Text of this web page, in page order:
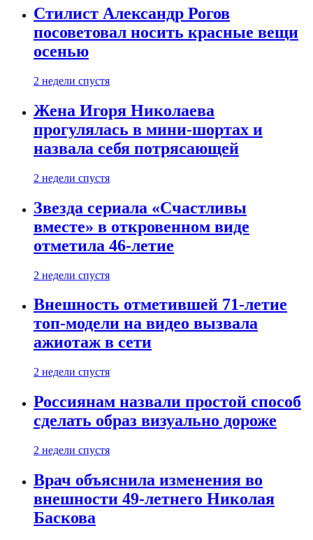
Стилист Александр Рогов
посоветовал носить красные вещи
осенью
2 недели спустя
Жена Игоря Николаева
прогулялась в мини-шортах и
назвала себя потрясающей
2 недели спустя
Звезда сериала «Счастливы
вместе» в откровенном виде
отметила 46-летие
2 недели спустя
Внешность отметившей 71-летие
топ-модели на видео вызвала
ажиотаж в сети
2 недели спустя
Россиянам назвали простой способ
сделать образ визуально дороже
2 недели спустя
Врач объяснила изменения во
внешности 49-летнего Николая
Баскова